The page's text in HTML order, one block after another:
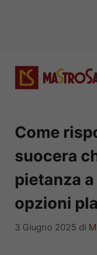
contenuto
Come
suocera
pietanza
opzioni
3 Giugno 2025 di